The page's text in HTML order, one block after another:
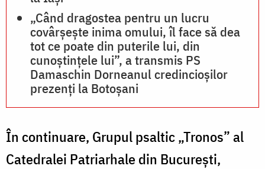
„Când dragostea pentru un lucru
covârșește inima omului, îl face să dea
tot ce poate din puterile lui, din
cunoștințele lui”, a transmis PS
Damaschin Dorneanul credincioșilor
prezenți la Botoșani
În continuare, Grupul psaltic „Tronos” al
Catedralei Patriarhale din București,